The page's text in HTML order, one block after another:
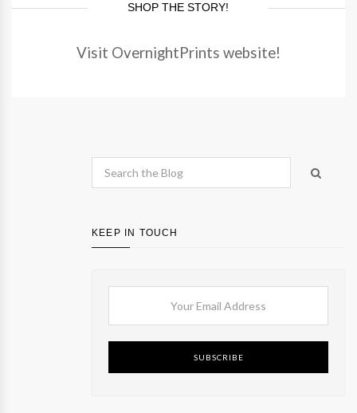
SHOP THE STORY!
Visit OvernightPrints website!
KEEP IN TOUCH
SUBSCRIBE